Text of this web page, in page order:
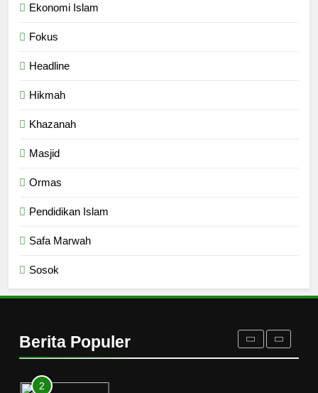
Ekonomi Islam
Fokus
Headline
Hikmah
Khazanah
Masjid
Ormas
Pendidikan Islam
Safa Marwah
Sosok
Berita Populer
1
Naluri Takabur; Perasaan